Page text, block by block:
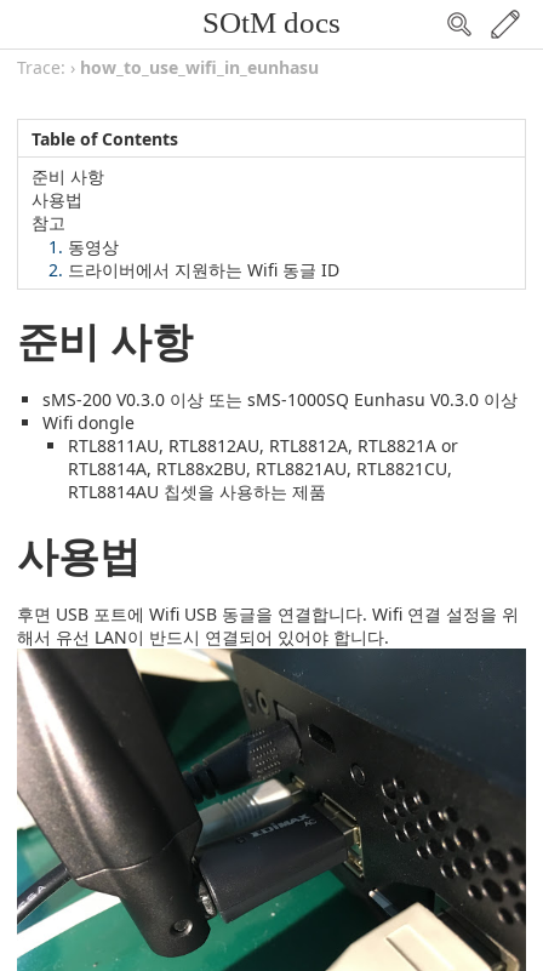
SOtM docs
Trace: › how_to_use_wifi_in_eunhasu
Table of Contents
준비 사항
사용법
참고
동영상
드라이버에서 지원하는 Wifi 동글 ID
준비 사항
sMS-200 V0.3.0 이상 또는 sMS-1000SQ Eunhasu V0.3.0 이상
Wifi dongle
RTL8811AU, RTL8812AU, RTL8812A, RTL8821A or
RTL8814A, RTL88x2BU, RTL8821AU, RTL8821CU,
RTL8814AU 칩셋을 사용하는 제품
사용법
후면 USB 포트에 Wifi USB 동글을 연결합니다. Wifi 연결 설정을 위
해서 유선 LAN이 반드시 연결되어 있어야 합니다.